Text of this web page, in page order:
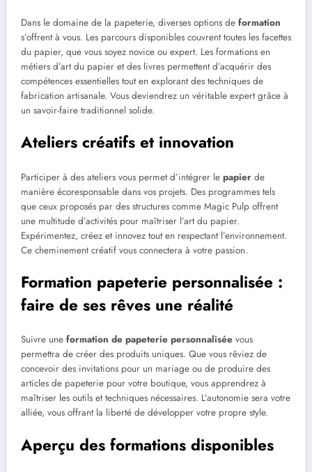
Dans le domaine de la papeterie, diverses options de formation
s’offrent à vous. Les parcours disponibles couvrent toutes les facettes
du papier, que vous soyez novice ou expert. Les formations en
métiers d’art du papier et des livres permettent d’acquérir des
compétences essentielles tout en explorant des techniques de
fabrication artisanale. Vous deviendrez un véritable expert grâce à
un savoir-faire traditionnel solide.
Ateliers créatifs et innovation
Participer à des ateliers vous permet d’intégrer le papier de
manière écoresponsable dans vos projets. Des programmes tels
que ceux proposés par des structures comme Magic Pulp offrent
une multitude d’activités pour maîtriser l’art du papier.
Expérimentez, créez et innovez tout en respectant l’environnement.
Ce cheminement créatif vous connectera à votre passion.
Formation papeterie personnalisée :
faire de ses rêves une réalité
Suivre une formation de papeterie personnalisée vous
permettra de créer des produits uniques. Que vous rêviez de
concevoir des invitations pour un mariage ou de produire des
articles de papeterie pour votre boutique, vous apprendrez à
maîtriser les outils et techniques nécessaires. L’autonomie sera votre
alliée, vous offrant la liberté de développer votre propre style.
Aperçu des formations disponibles